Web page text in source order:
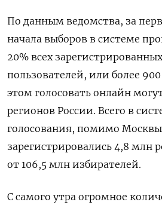
По данным ведомства, за
начала выборов в системе
20% всех
пользователей, или более
этом голосовать онлайн
регионов России. Всего в
голосования, помимо
зарегистрировались 4,8 млн
от 106,5 млн избирателей.
С самого утра огромное